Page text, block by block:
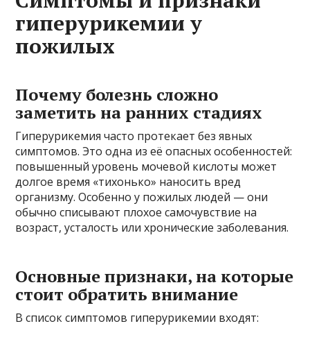
гиперурикемии у
пожилых
Почему болезнь сложно
заметить на ранних стадиях
Гиперурикемия часто протекает без явных
симптомов. Это одна из её опасных особенностей:
повышенный уровень мочевой кислоты может
долгое время «тихонько» наносить вред
организму. Особенно у пожилых людей — они
обычно списывают плохое самочувствие на
возраст, усталость или хронические заболевания.
Основные признаки, на которые
стоит обратить внимание
В список симптомов гиперурикемии входят: